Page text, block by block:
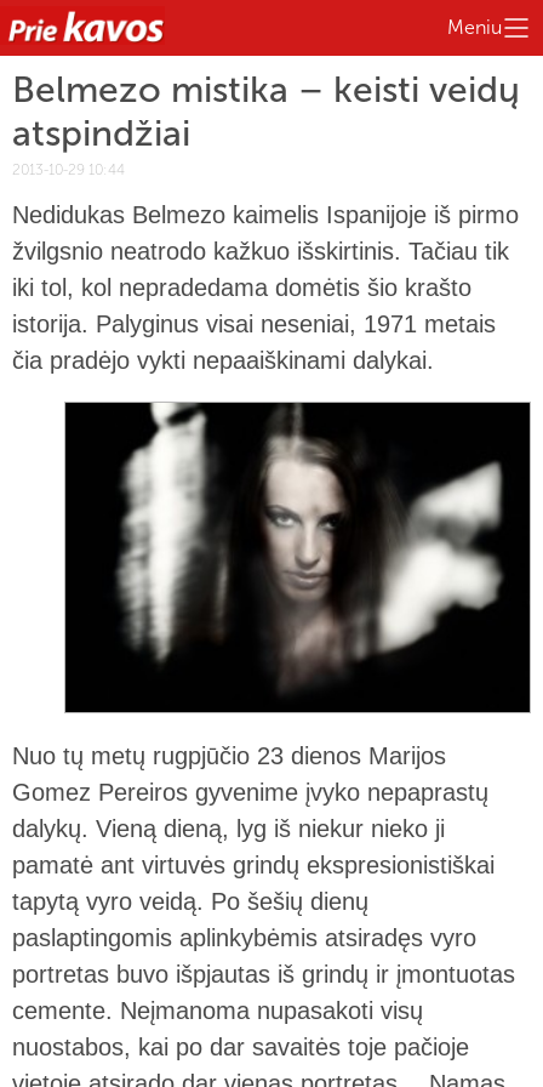
Meniu
Belmezo mistika – keisti veidų
atspindžiai
2013-10-29 10:44
Nedidukas Belmezo kaimelis Ispanijoje iš pirmo
žvilgsnio neatrodo kažkuo išskirtinis. Tačiau tik
iki tol, kol nepradedama domėtis šio krašto
istorija. Palyginus visai neseniai, 1971 metais
čia pradėjo vykti nepaaiškinami dalykai.
Nuo tų metų rugpjūčio 23 dienos Marijos
Gomez Pereiros gyvenime įvyko nepaprastų
dalykų. Vieną dieną, lyg iš niekur nieko ji
pamatė ant virtuvės grindų ekspresionistiškai
tapytą vyro veidą. Po šešių dienų
paslaptingomis aplinkybėmis atsiradęs vyro
portretas buvo išpjautas iš grindų ir įmontuotas
cemente. Neįmanoma nupasakoti visų
nuostabos, kai po dar savaitės toje pačioje